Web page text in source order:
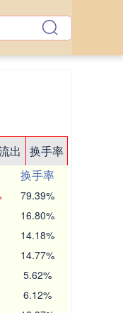
出
换手率
换手率
79.39%
16.80%
14.18%
14.77%
5.62%
6.12%